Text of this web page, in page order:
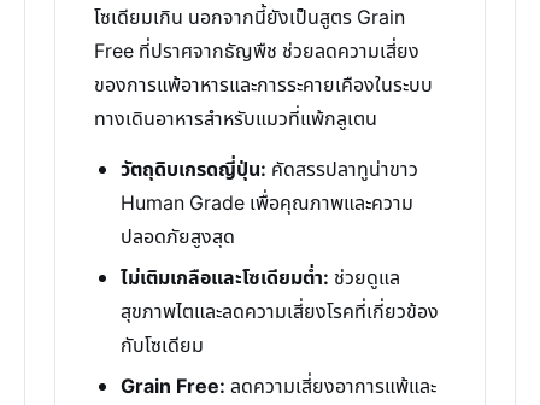
โซเดียมเกิน นอกจากนี้ยังเป็นสูตร Grain
Free ที่ปราศจากธัญพืช ช่วยลดความเสี่ยง
ของการแพ้อาหารและการระคายเคืองในระบบ
ทางเดินอาหารสำหรับแมวที่แพ้กลูเตน
วัตถุดิบเกรดญี่ปุ่น: คัดสรรปลาทูน่าขาว
Human Grade เพื่อคุณภาพและความ
ปลอดภัยสูงสุด
ไม่เติมเกลือและโซเดียมต่ำ: ช่วยดูแล
สุขภาพไตและลดความเสี่ยงโรคที่เกี่ยวข้อง
กับโซเดียม
Grain Free: ลดความเสี่ยงอาการแพ้และ